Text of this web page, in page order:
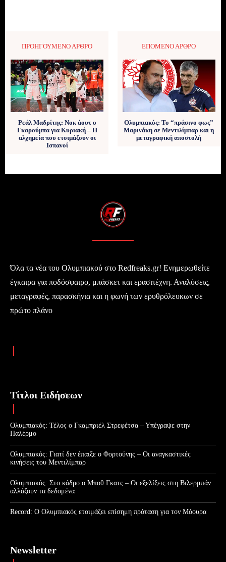
ΠΡΟΗΓΟΎΜΕΝΟ ΆΡΘΡΟ
Ρεάλ Μαδρίτης: Νοκ άουτ ο
Γκαρούμπα για Κυριακή – Η
αλχημεία που ετοιμάζουν οι
Ισπανοί
ΕΠΌΜΕΝΟ ΆΡΘΡΟ
Ολυμπιακός: Το “πράσινο φως”
Μαρινάκη σε Μεντιλίμπαρ και η
μεταγραφική αποστολή
Όλα τα νέα του Ολυμπιακού στο Redfreaks.gr! Ενημερωθείτε
έγκαιρα για ποδόσφαιρο, μπάσκετ και ερασιτέχνη. Αναλύσεις,
μεταγραφές, παρασκήνια και η φωνή των ερυθρόλευκων σε
πρώτο πλάνο
Τίτλοι Ειδήσεων
Ολυμπιακός: Τέλος ο Γκαμπριέλ Στρεφέτσα – Υπέγραψε στην
Παλέρμο
Ολυμπιακός: Γιατί δεν έπαιξε ο Φορτούνης – Οι αναγκαστικές
κινήσεις του Μεντιλίμπαρ
Ολυμπιακός: Στο κάδρο ο Μποθ Γκατς – Οι εξελίξεις στη Βιλερμπάν
αλλάζουν τα δεδομένα
Record: Ο Ολυμπιακός ετοιμάζει επίσημη πρόταση για τον Μόουρα
Newsletter